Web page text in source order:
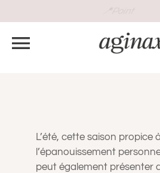
Navigation
S’INSCRIRE
L’été, cette saison propice à
l’épanouissement
peut également présenter